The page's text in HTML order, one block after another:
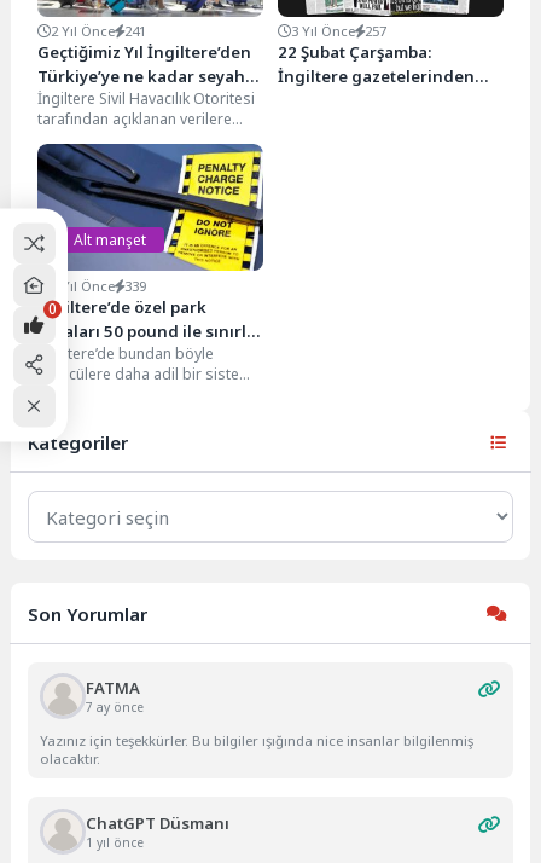
2 Yıl Önce 241
Geçtiğimiz Yıl İngiltere’den
Türkiye’ye ne kadar seyahat
yapıldı?
İngiltere Sivil Havacılık Otoritesi
tarafından açıklanan verilere
göre, 2024 yılının 11 ayında
İngiltere’den hava yolu...
3 Yıl Önce 257
22 Şubat Çarşamba:
İngiltere gazetelerinden
Alt manşet
4 Yıl Önce 339
İngiltere’de özel park
cezaları 50 pound ile sınırlı
olacak
İngiltere’de bundan böyle
sürücülere daha adil bir sistem
otoparkların fiyatları daha net...
Kategoriler
Kategoriler
Son Yorumlar
FATMA
7 ay önce
Yazınız için teşekkürler. Bu bilgiler ışığında nice insanlar bilgilenmiş
olacaktır.
ChatGPT Düsmanı
1 yıl önce
0